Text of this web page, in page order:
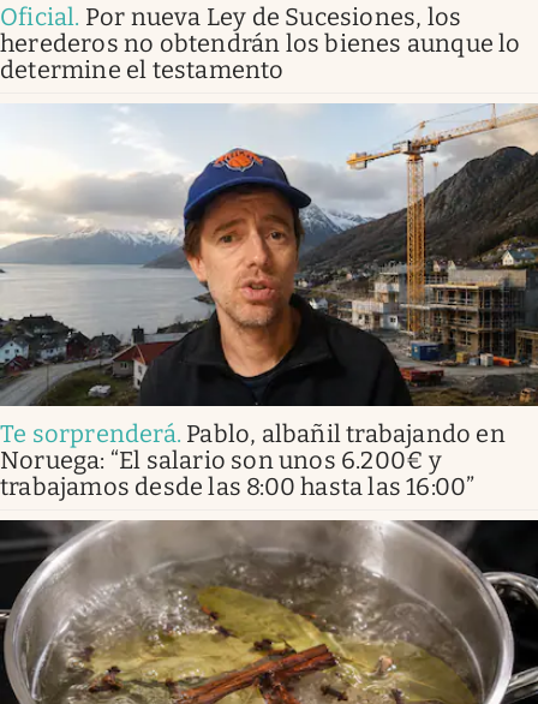
Oficial. Por nueva Ley de Sucesiones, los
herederos no obtendrán los bienes aunque lo
determine el testamento
Te sorprenderá. Pablo, albañil trabajando en
Noruega: “El salario son unos 6.200€ y
trabajamos desde las 8:00 hasta las 16:00”